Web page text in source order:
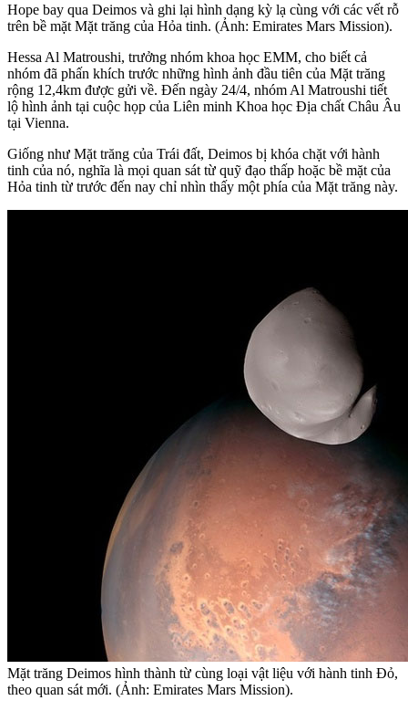
Hope bay qua Deimos và ghi lại hình dạng kỳ lạ cùng với các vết rỗ
trên bề mặt Mặt trăng của Hỏa tinh. (Ảnh: Emirates Mars Mission).
Hessa Al Matroushi, trưởng nhóm khoa học EMM, cho biết cả
nhóm đã phấn khích trước những hình ảnh đầu tiên của Mặt trăng
rộng 12,4km được gửi về. Đến ngày 24/4, nhóm Al Matroushi tiết
lộ hình ảnh tại cuộc họp của Liên minh Khoa học Địa chất Châu Âu
tại Vienna.
Giống như Mặt trăng của Trái đất, Deimos bị khóa chặt với hành
tinh của nó, nghĩa là mọi quan sát từ quỹ đạo thấp hoặc bề mặt của
Hỏa tinh từ trước đến nay chỉ nhìn thấy một phía của Mặt trăng này.
Mặt trăng Deimos hình thành từ cùng loại vật liệu với hành tinh Đỏ,
theo quan sát mới. (Ảnh: Emirates Mars Mission).